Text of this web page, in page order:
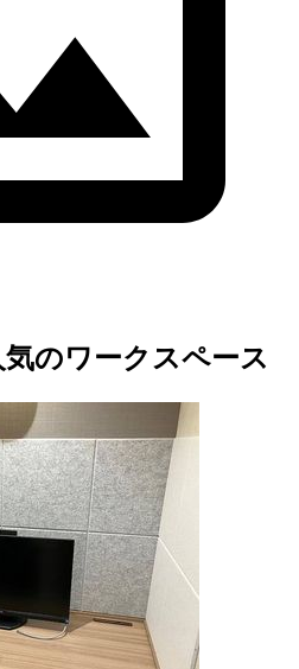
のワークスペース